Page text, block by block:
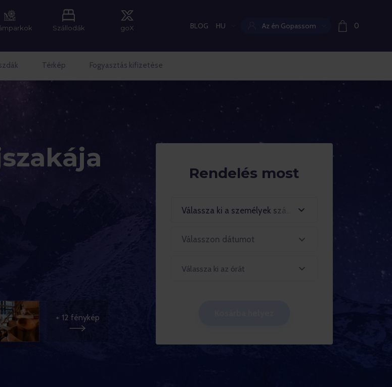
Szállodák goX BLOG Aktuális nyelv:
HU Az én Gopassom 0
Térkép Fogyasztás kifizetése
+ 12 fénykép
Rendelés most
Válassza ki a személyek számát
Válassza ki az órát